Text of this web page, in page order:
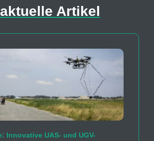
Artikel
Innovative UAS- und UGV-